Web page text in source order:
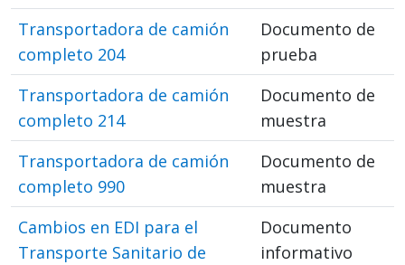
Transportadora de camión
completo 204
Documento de
prueba
Transportadora de camión
completo 214
Documento de
muestra
Transportadora de camión
completo 990
Documento de
muestra
Cambios en EDI para el
Transporte Sanitario de
Documento
informativo